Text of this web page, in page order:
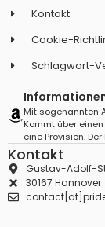
Kontakt
Cookie-
Schlagwort-
Mit sogenannten
Kommt über
eine Provision.
Kontakt
Gustav-Adolf-
30167 Hannover